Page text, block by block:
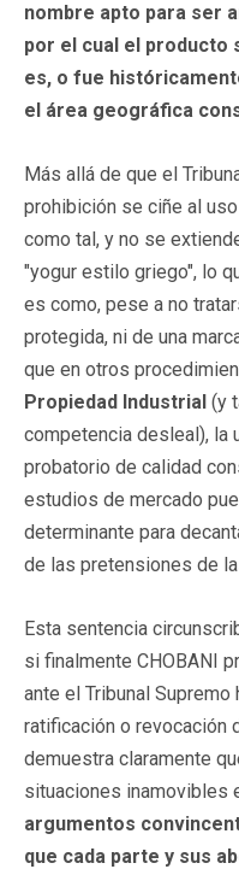
nombre apto para ser
por el cual el producto
es, o fue
el área geográfica
Más allá de que el
prohibición se ciñe al
como tal, y no se
"yogur estilo griego", lo
es como, pese a no
protegida, ni de una
que en otros
Propiedad Industrial (y
competencia desleal), la
probatorio de calidad
estudios de mercado
determinante para
de las pretensiones de
Esta sentencia
si finalmente CHOBANI
ante el Tribunal Supremo
ratificación o revocación
demuestra claramente
situaciones inamovibles
argumentos
que cada parte y sus